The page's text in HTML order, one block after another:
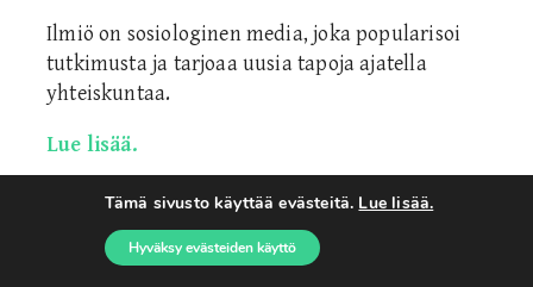
Ilmiö on sosiologinen media, joka popularisoi
tutkimusta ja tarjoaa uusia tapoja ajatella
yhteiskuntaa.
Lue lisää.
Avainsanat
Tämä sivusto käyttää evästeitä. Lue lisää.
Hyväksy evästeiden käyttö